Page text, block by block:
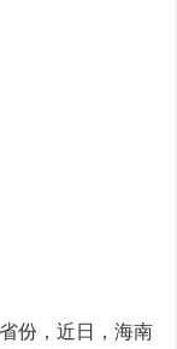
份，近日，海南